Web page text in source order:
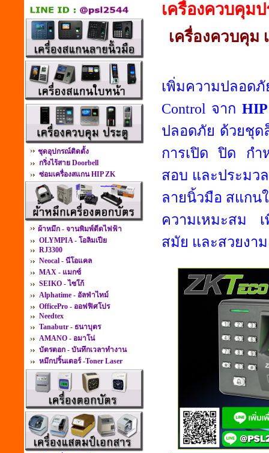
ชุดอุปกรณ์ติดตั้ง
กริ่งไร้สาย Doorbell
ซ่อมเครื่องสแกน HIP ZK
ผ้าหมึก - จานพิมพ์ดีดไฟฟ้า
OLYMPIA - โอลิมเปีย
RJ3300
Neocal - นีโอแคล
MAX - แมกซ์
SEIKO - ไซโก้
Alphatime - อัลฟ่าไทม์
OfficePro - ออฟฟิศโปร
Needtex
Tanabutr - ธนาบุตร
AMANO - อมาโน่
บัตรตอก - บันทึกเวลาทำงาน
หมึกปริ้นเตอร์ -Toner Laser
เครื่องควบคุม
เครื่องควบคุม
เพิ่มความปล
Control จาก HIP
ปลอดภัย ด้วยชุด
การเปิด ปิด กำ
สอบ และประมว
ลายนิ้วมือ สแกน
ความเหมะสม
สมัย และสวยงา